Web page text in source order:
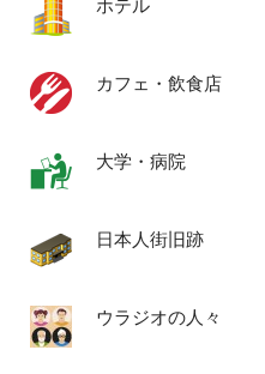
ホテル
カフェ・飲食店
大学・病院
日本人街旧跡
ウラジオの人々